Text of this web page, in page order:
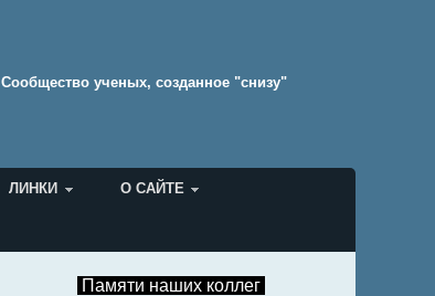
Cообщество ученых, созданное "снизу"
ЛИНКИ О САЙТЕ
Памяти наших коллег